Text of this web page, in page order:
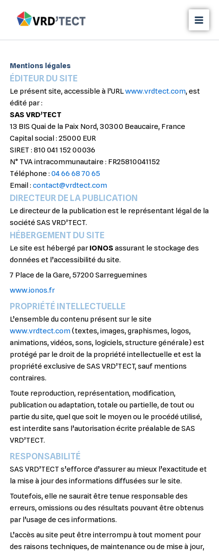
contenu
Mentions légales
ÉDITEUR DU SITE
Le présent site, accessible à l’URLwww.vrdtect.com, est
édité par :
SAS VRD’TECT
13 BIS Quai de la Paix Nord, 30300 Beaucaire, France
Capital social : 25000 EUR
SIRET : 810 041 152 00036
N° TVA intracommunautaire : FR25810041152
Téléphone : 04 66 68 70 65
Email : contact@vrdtect.com
DIRECTEUR DE LA PUBLICATION
Le directeur de la publication est le représentant légal de la
société SAS VRD’TECT.
HÉBERGEMENT DU SITE
Le site est hébergé par IONOS assurant le stockage des
données et l’accessibilité du site.
7 Place de la Gare, 57200 Sarreguemines
www.ionos.fr
PROPRIÉTÉ INTELLECTUELLE
L’ensemble du contenu présent sur le site
www.vrdtect.com(textes, images, graphismes, logos,
animations, vidéos, sons, logiciels, structure générale) est
protégé par le droit de la propriété intellectuelle et est la
propriété exclusive de SAS VRD’TECT, sauf mentions
contraires.
Toute reproduction, représentation, modification,
publication ou adaptation, totale ou partielle, de tout ou
partie du site, quel que soit le moyen ou le procédé utilisé,
est interdite sans l’autorisation écrite préalable de SAS
VRD’TECT.
RESPONSABILITÉ
SAS VRD’TECT s’efforce d’assurer au mieux l’exactitude et
la mise à jour des informations diffusées sur le site.
Toutefois, elle ne saurait être tenue responsable des
erreurs, omissions ou des résultats pouvant être obtenus
par l’usage de ces informations.
L’accès au site peut être interrompu à tout moment pour
des raisons techniques, de maintenance ou de mise à jour,